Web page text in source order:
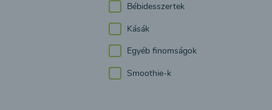
Bébidesszertek
Kásák
Egyéb finomságok
Smoothie-k